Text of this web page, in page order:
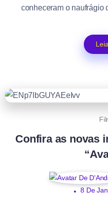
conheceram o naufrágio
Confira as novas
8 De